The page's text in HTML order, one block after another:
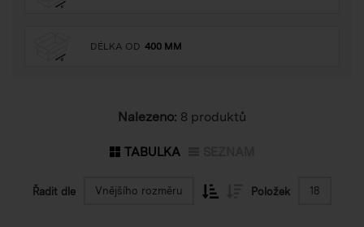
DÉLKA OD 400 MM
Nalezeno: 8 produktů
TABULKA
Řadit dle Vnějšího rozměru Položek 18